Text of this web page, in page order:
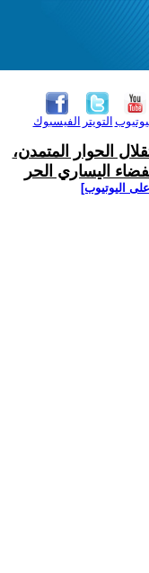
الفيسبوك التويتر
الحوار المتمدن،
اليساري الحر
اليوتيوب]